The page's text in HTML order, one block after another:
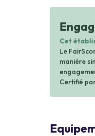
Cet
Le
manière
Certifié